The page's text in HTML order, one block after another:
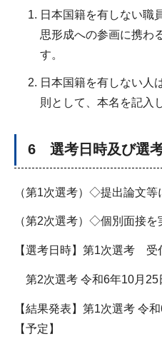
日本国籍を有しない職
思形成への参画に携わ
す。
日本国籍を有しない人
則として、本名を記入
6 選考日時及び選
（第1次選考）◇提出論文等
（第2次選考）◇個別面接を
【選考日時】第1次選考 受
第2次選考 令和6年10月25
【結果発表】第1次選考 令
【予定】